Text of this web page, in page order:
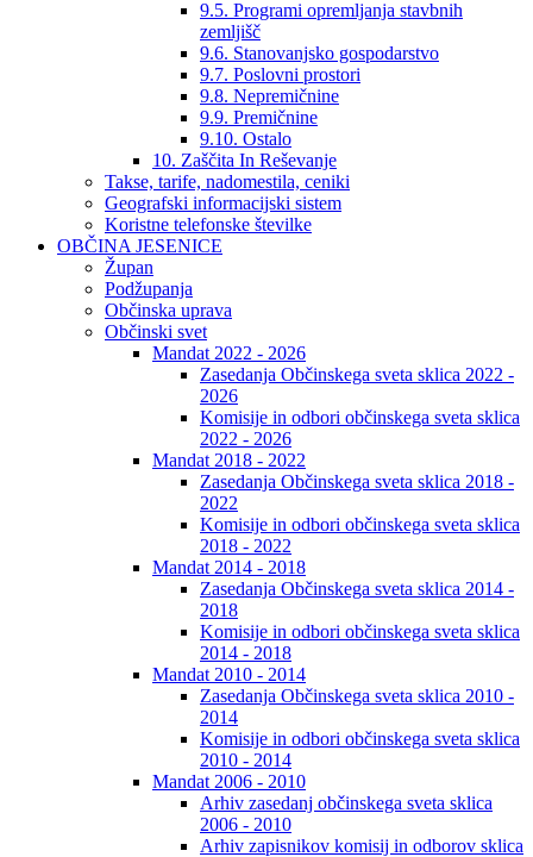
9.5. Programi opremljanja stavbnih
zemljišč
9.6. Stanovanjsko gospodarstvo
9.7. Poslovni prostori
9.8. Nepremičnine
9.9. Premičnine
9.10. Ostalo
10. Zaščita In Reševanje
Takse, tarife, nadomestila, ceniki
Geografski informacijski sistem
Koristne telefonske številke
OBČINA JESENICE
Župan
Podžupanja
Občinska uprava
Občinski svet
Mandat 2022 - 2026
Zasedanja Občinskega sveta sklica 2022 -
2026
Komisije in odbori občinskega sveta sklica
2022 - 2026
Mandat 2018 - 2022
Zasedanja Občinskega sveta sklica 2018 -
2022
Komisije in odbori občinskega sveta sklica
2018 - 2022
Mandat 2014 - 2018
Zasedanja Občinskega sveta sklica 2014 -
2018
Komisije in odbori občinskega sveta sklica
2014 - 2018
Mandat 2010 - 2014
Zasedanja Občinskega sveta sklica 2010 -
2014
Komisije in odbori občinskega sveta sklica
2010 - 2014
Mandat 2006 - 2010
Arhiv zasedanj občinskega sveta sklica
2006 - 2010
Arhiv zapisnikov komisij in odborov sklica